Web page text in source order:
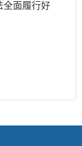
全面履行好